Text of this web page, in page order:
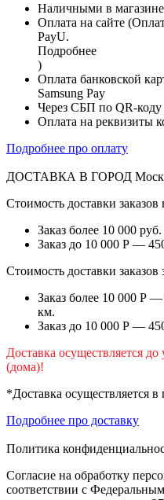
Наличными в
Оплата на сайте
PayU.
Подробнее
)
Оплата банковской
Samsung Pay
Через СБП по QR-коду
Оплата на реквизиты
Подробнее про оплату
ДОСТАВКА В ГОРОД
Стоимость доставки
Заказ более 10 000
Заказ до 10 000 Р —
Стоимость доставки
Заказ более 10 000 Р
км.
Заказ до 10 000 Р —
Доставка осуществляется до
(дома)!
*Доставка осуществляется
Подробнее про доставку
Политика
Согласие на обработку
соответствии с